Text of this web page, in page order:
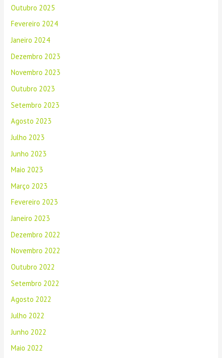
Outubro 2025
Fevereiro 2024
Janeiro 2024
Dezembro 2023
Novembro 2023
Outubro 2023
Setembro 2023
Agosto 2023
Julho 2023
Junho 2023
Maio 2023
Março 2023
Fevereiro 2023
Janeiro 2023
Dezembro 2022
Novembro 2022
Outubro 2022
Setembro 2022
Agosto 2022
Julho 2022
Junho 2022
Maio 2022